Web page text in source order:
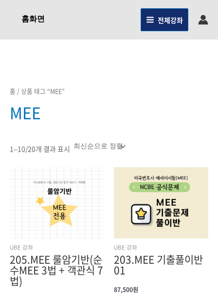
건너뛰기홈화면 전체강좌
홈 / 상품 태그 “MEE”
MEE
1–10/20개 결과 표시
UBE 강좌
205.MEE 룰암기반(순
수MEE 3법 + 객관식 7
법)
UBE 강좌
203.MEE 기출풀이반
01
87,500원